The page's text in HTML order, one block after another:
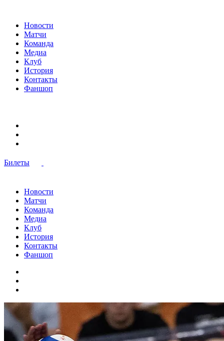
Новости
Матчи
Команда
Медиа
Клуб
История
Контакты
Фаншоп
Билеты
Новости
Матчи
Команда
Медиа
Клуб
История
Контакты
Фаншоп